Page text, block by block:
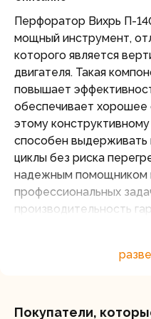
Перфоратор Вихрь П-
мощный инструмент,
которого является
двигателя. Такая
повышает
обеспечивает хорошее
этому
способен
циклы без риска
надежным помощником
профессиональных
производительность
Перфоратор оснащен
Покупатели,